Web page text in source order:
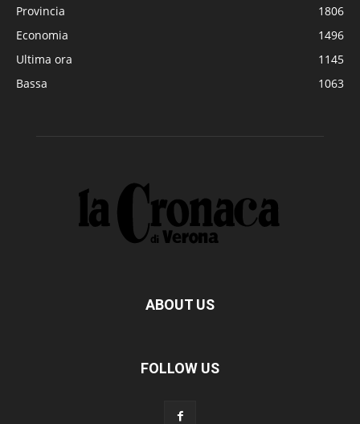
Provincia
1806
Economia
1496
Ultima ora
1145
Bassa
1063
ABOUT US
FOLLOW US